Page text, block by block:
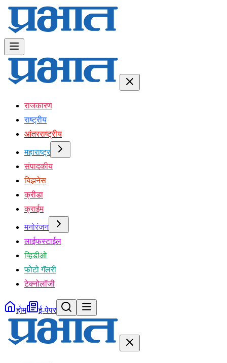
राजकारण
राष्ट्रीय
आंतरराष्ट्रीय
महाराष्ट्र
संपादकीय
बिझनेस
क्रीडा
क्राईम
मनोरंजन
लाईफस्टाईल
व्हिडीओ
फोटो गॅलरी
टेक्नोलॉजी
होम ई-पेपर